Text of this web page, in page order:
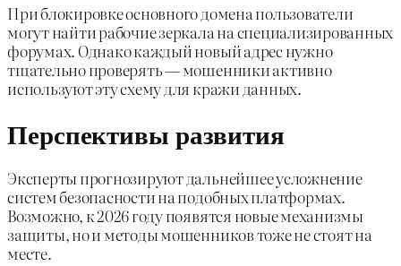
При блокировке основного домена пользователи
могут найти рабочие зеркала на специализированных
форумах. Однако каждый новый адрес нужно
тщательно проверять — мошенники активно
используют эту схему для кражи данных.
Перспективы развития
Эксперты прогнозируют дальнейшее усложнение
систем безопасности на подобных платформах.
Возможно, к 2026 году появятся новые механизмы
защиты, но и методы мошенников тоже не стоят на
месте.